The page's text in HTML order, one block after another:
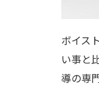
ボイス
い事と
導の専